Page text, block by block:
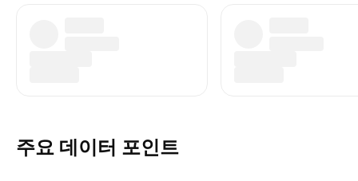
주요 데이터 포인트